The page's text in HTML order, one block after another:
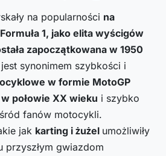
na popularności na
1, jako elita wyścigów
zapoczątkowana w 1950
synonimem szybkości i
w formie MotoGP
połowie XX wieku i szybko
fanów motocykli.
jak karting i żużel umożliwiły
przyszłym gwiazdom